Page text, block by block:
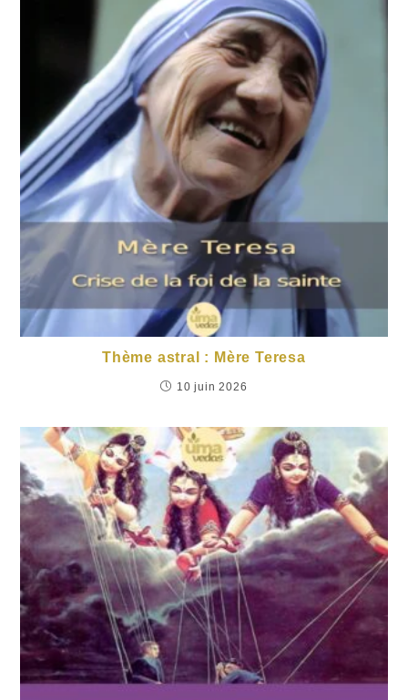
Thème astral : Mère Teresa
10 juin 2026